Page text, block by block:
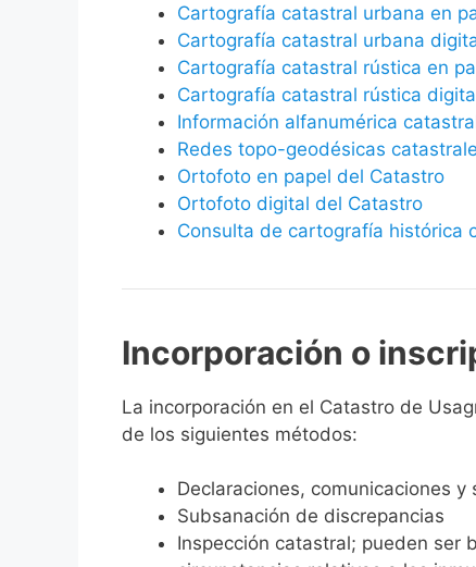
Cartografía catastral urbana en
Cartografía catastral urbana
Cartografía catastral rústica en
Cartografía catastral rústica
Información alfanumérica
Redes topo-geodésicas
Ortofoto en papel del Catastro
Ortofoto digital del Catastro
Consulta de cartografía histórica
Incorporación o
La incorporación en el Catastro de
de los siguientes métodos:
Declaraciones, comunicaciones y
Subsanación de discrepancias
Inspección catastral; pueden ser